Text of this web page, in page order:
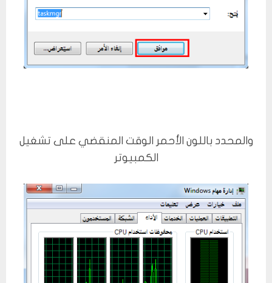
والمحدد باللون الأحمر الوقت المنقضي على تشغيل
الكمبيوتر